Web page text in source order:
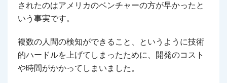
されたのはアメリカのベンチャーの方が早かったと
いう事実です。
複数の人間の検知ができること、というように技術
的ハードルを上げてしまったために、開発のコスト
や時間がかかってしまいました。